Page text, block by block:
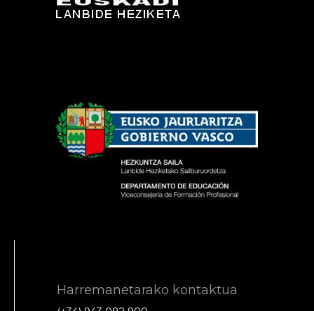
Harremanetarako kontaktua